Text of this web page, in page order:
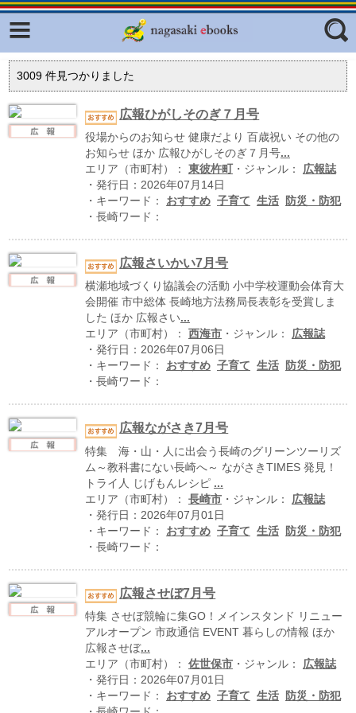
ジャンル
3009件見つかりました
広報ひがしそのぎ７月号
役場からのお知らせ 健康だより 百歳祝い その他の
お知らせ ほか 広報ひがしそのぎ７月号...
エリア（市町村）： 東彼杵町 ・ジャンル： 広報誌
・発行日：2026年07月14日
・キーワード： おすすめ 子育て 生活
防災・防犯
・長崎ワード：
広報さいかい7月号
横瀬地域づくり協議会の活動 小中学校運動会体育大
会開催 市中総体 長崎地方法務局長表彰を受賞しま
した ほか 広報さい...
エリア（市町村）： 西海市・ジャンル： 広報誌
・発行日：2026年07月06日
・キーワード： おすすめ 子育て 生活
防災・防犯
・長崎ワード：
広報ながさき7月号
特集 海・山・人に出会う長崎のグリーンツーリズ
ム～教科書にない長崎へ～ ながさきTIMES 発見！
トライ人 じげもんレシピ ...
エリア（市町村）： 長崎市・ジャンル： 広報誌
・発行日：2026年07月01日
・キーワード： おすすめ 子育て 生活
防災・防犯
・長崎ワード：
広報させぼ7月号
特集 させぼ競輪に集GO！メインスタンド リニュー
アルオープン 市政通信 EVENT 暮らしの情報 ほか
広報させぼ...
エリア（市町村）： 佐世保市・ジャンル： 広報誌
・発行日：2026年07月01日
・キーワード： おすすめ 子育て 生活
防災・防犯
Facebook
ふくいろキラリプロジェクト
ラリー（TOKYO Brochures）
復興応援企画
はじめてご利用される方へ
広報誌ナビ
明治日本の産業革命遺産
長崎と天草地方の潜伏キリシタン
大学・専門学校ナビ
ハイスクールナビ
いきebooks
ながよebooks
ごとうebooks
おおむらebooks
みなみしまばらebooks
はさみebooks
ながさき市ebooks
さいかいイーブックス
長崎MICE観光マップ